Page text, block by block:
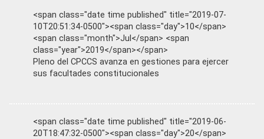
<span class="date time published" title="2019-07-
10T20:51:34-0500"><span class="day">10</span>
<span class="month">Jul</span> <span
class="year">2019</span></span>
Pleno del CPCCS avanza en gestiones para ejercer
sus facultades constitucionales
<span class="date time published" title="2019-06-
20T18:47:32-0500"><span class="day">20</span>